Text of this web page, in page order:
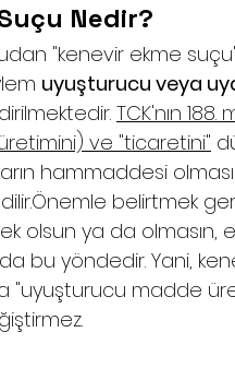
Nedir?
"kenevir ekme
uyuşturucu veya
TCK'nın
ve "ticaretini"
hammaddesi
belirtmek
olsun ya da olmasın,
bu yöndedir. Yani,
"uyuşturucu madde